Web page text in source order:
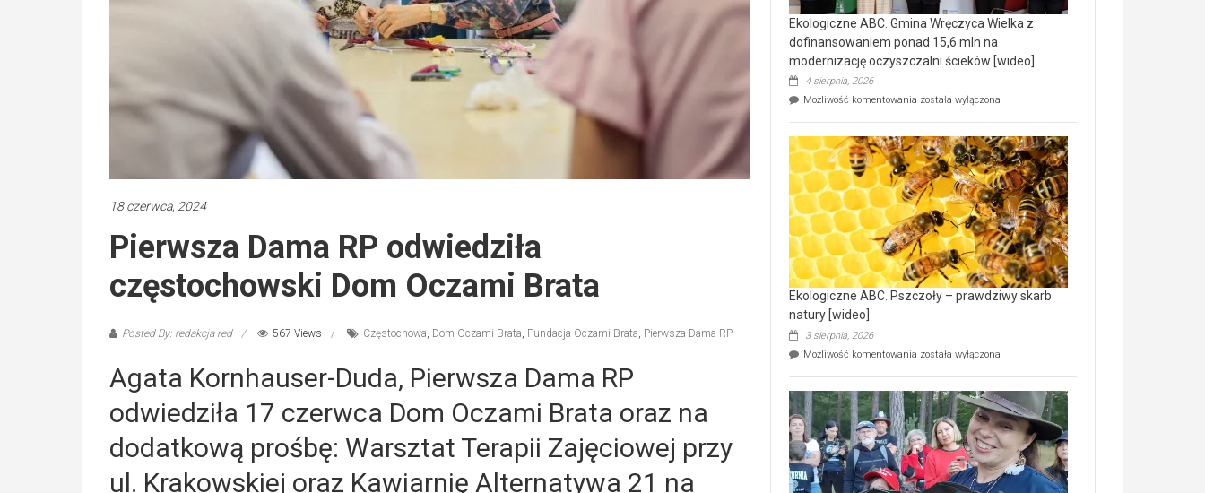
18 czerwca, 2024
Pierwsza Dama RP odwiedziła
częstochowski Dom Oczami Brata
Posted By: redakcja red 567 Views Częstochowa, Dom Oczami Brata, Fundacja Oczami Brata, Pierwsza Dama RP
Agata Kornhauser-Duda, Pierwsza Dama RP
odwiedziła 17 czerwca Dom Oczami Brata oraz na
dodatkową prośbę: Warsztat Terapii Zajęciowej przy
ul. Krakowskiej oraz Kawiarnię Alternatywa 21 na
Ekologiczne ABC. Gmina Wręczyca Wielka z
dofinansowaniem ponad 15,6 mln na
modernizację oczyszczalni ścieków [wideo]
4 sierpnia, 2026
Możliwość komentowania Ekologiczne
Wręczyca
Wielka
z
dofinansowaniem
ponad
15,6
mln
na
modernizację
oczyszczalni
ścieków
[wideo]
została wyłączona
Ekologiczne ABC. Pszczoły – prawdziwy skarb
natury [wideo]
3 sierpnia, 2026
Możliwość komentowania Ekologiczne
–
prawdziwy
skarb
natury
[wideo]
została wyłączona